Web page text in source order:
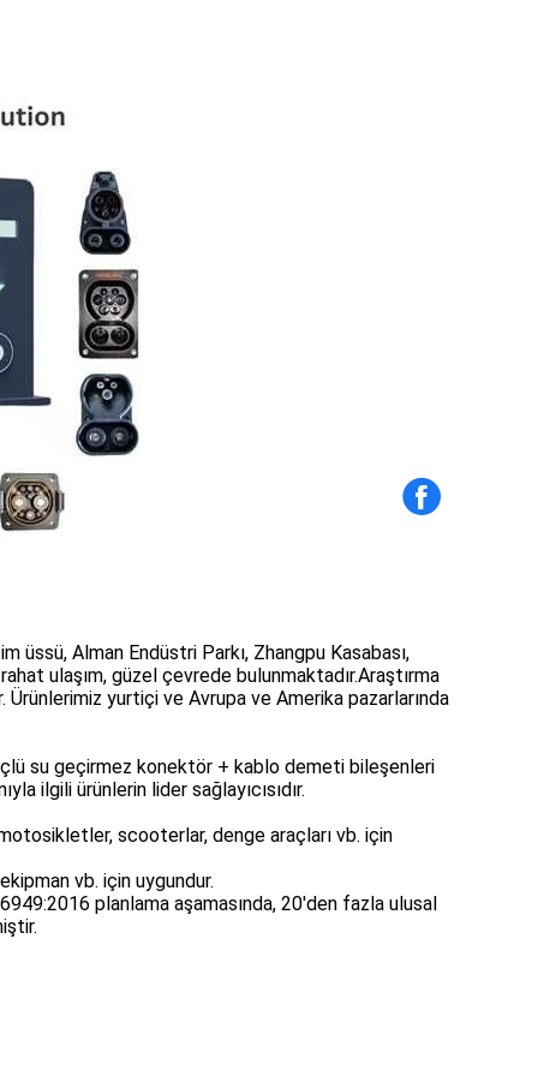
üssü, Alman Endüstri Parkı, Zhangpu Kasabası,
ulaşım, güzel çevrede bulunmaktadır.Araştırma
yurtiçi ve Avrupa ve Amerika pazarlarında
su geçirmez konektör + kablo demeti bileşenleri
ilgili ürünlerin lider sağlayıcısıdır.
scooterlar, denge araçları vb. için
vb. için uygundur.
planlama aşamasında, 20'den fazla ulusal